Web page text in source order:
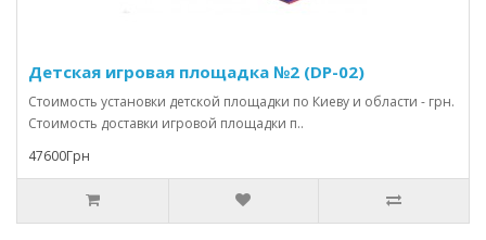
Детская игровая площадка №2 (DP-02)
Стоимость установки детской площадки по Киеву и области - грн.
Стоимость доставки игровой площадки п..
47600Грн